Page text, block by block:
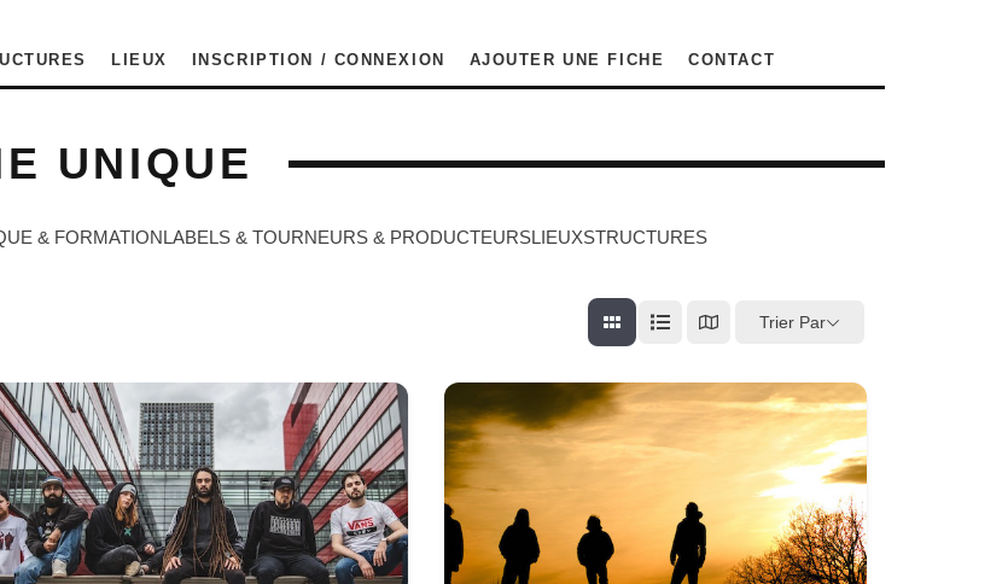
LIEUX INSCRIPTION / CONNEXION AJOUTER UNE FICHE CONTACT
UNIQUE
& FORMATIONLABELS & TOURNEURS & PRODUCTEURSLIEUXSTRUCTURES
Trier Par